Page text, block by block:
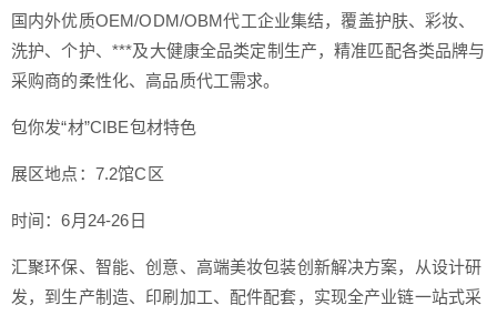
国内外优质OEM/ODM/OBM代工企业集结，覆盖护肤、彩妆、
洗护、个护、***及大健康全品类定制生产，精准匹配各类品牌与
采购商的柔性化、高品质代工需求。
包你发“材”CIBE包材特色
展区地点：7.2馆C区
时间：6月24-26日
汇聚环保、智能、创意、高端美妆包装创新解决方案，从设计研
发，到生产制造、印刷加工、配件配套，实现全产业链一站式采